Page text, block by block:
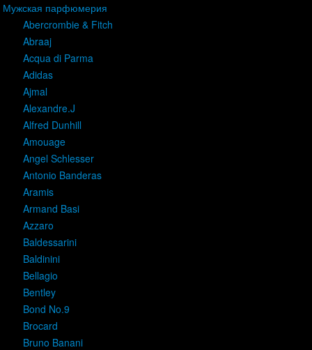
Мужская парфюмерия
Abercrombie & Fitch
Abraaj
Acqua di Parma
Adidas
Ajmal
Alexandre.J
Alfred Dunhill
Amouage
Angel Schlesser
Antonio Banderas
Aramis
Armand Basi
Azzaro
Baldessarini
Baldinini
Bellagio
Bentley
Bond No.9
Brocard
Bruno Banani